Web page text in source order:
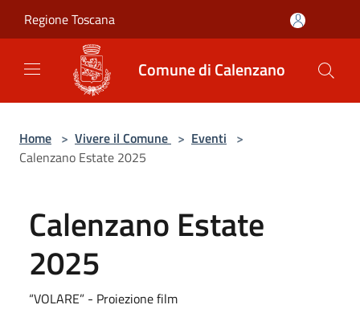
Regione Toscana
Comune di Calenzano
Home > Vivere il Comune > Eventi >
Calenzano Estate 2025
Calenzano Estate
2025
“VOLARE” - Proiezione film